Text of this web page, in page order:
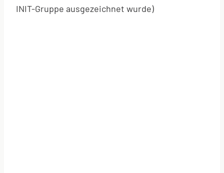
INIT-Gruppe ausgezeichnet wurde)